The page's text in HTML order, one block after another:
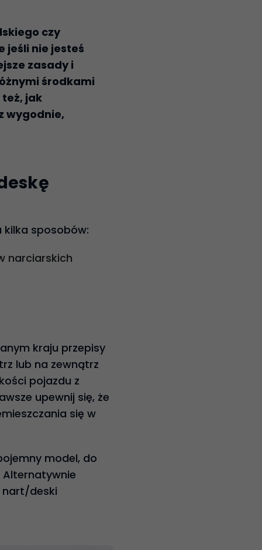
czy
jeśli nie jesteś
zasady i
środkami
jak
wygodnie,
sposobów:
narciarskich
kraju przepisy
lub na zewnątrz
pojazdu z
upewnij się, że
się w
model, do
deski